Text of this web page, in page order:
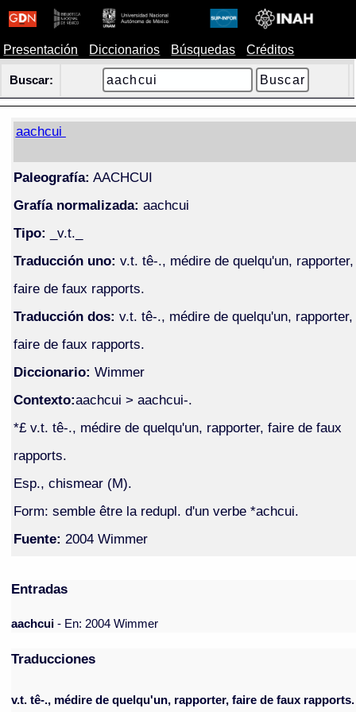
Presentación Diccionarios Búsquedas Créditos
Buscar:
aachcui
Paleografía: AACHCUI
Grafía normalizada: aachcui
Tipo: _v.t._
Traducción uno: v.t. tê-., médire de quelqu'un, rapporter,
faire de faux rapports.
Traducción dos: v.t. tê-., médire de quelqu'un, rapporter,
faire de faux rapports.
Diccionario: Wimmer
Contexto:aachcui > aachcui-.
*£ v.t. tê-., médire de quelqu'un, rapporter, faire de faux
rapports.
Esp., chismear (M).
Form: semble être la redupl. d'un verbe *achcui.
Fuente: 2004 Wimmer
Entradas
aachcui- En: 2004 Wimmer
Traducciones
v.t. tê-., médire de quelqu'un, rapporter, faire de faux rapports.